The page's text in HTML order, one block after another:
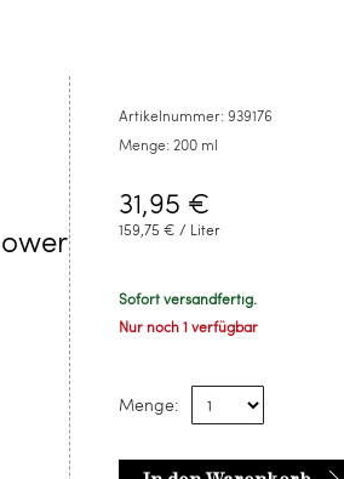
Artikelnummer: 939176
Menge: 200 ml
31,95 €
159,75 € / Liter
Sofort versandfertig.
Nur noch 1 verfügbar
Menge: